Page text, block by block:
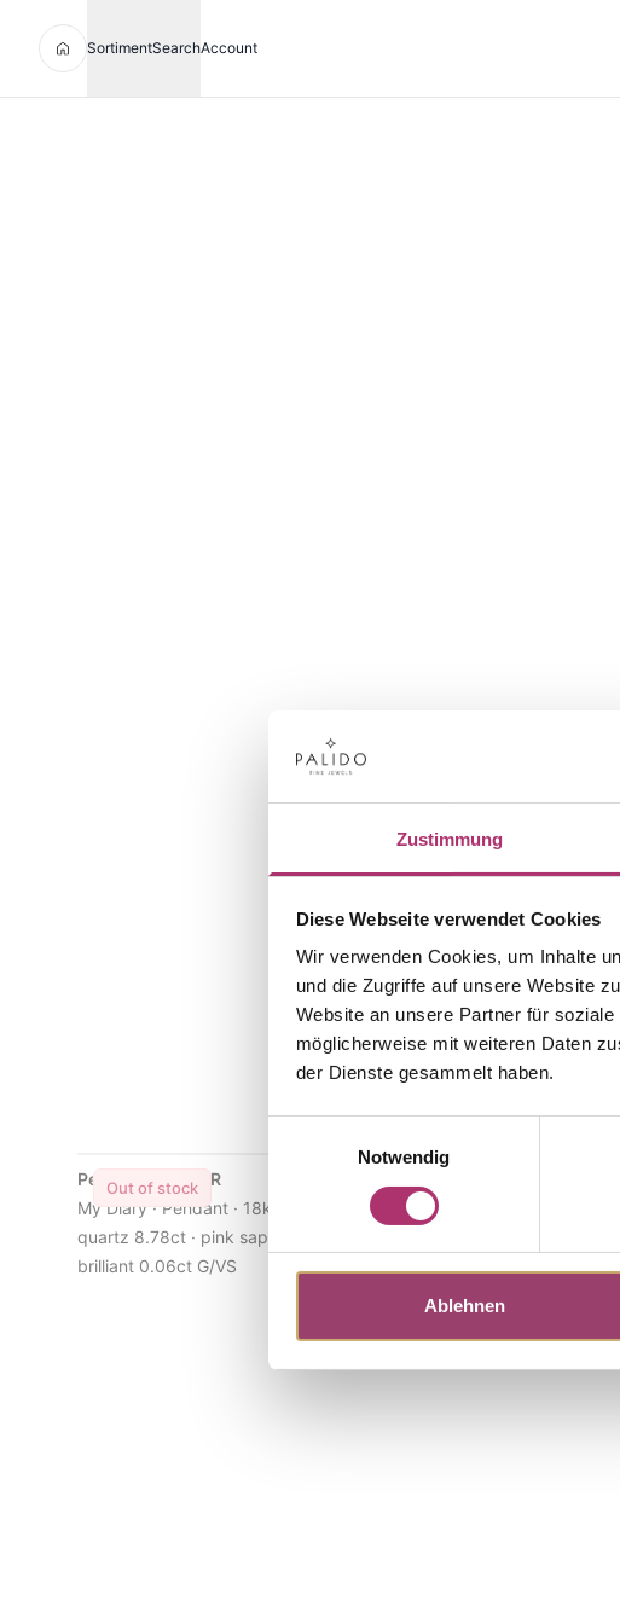
Zustimmung
Diese Webseite verwendet Cookies
Wir verwenden Cookies, um Inhalte
und die Zugriffe auf unsere Website
Website an unsere Partner für
möglicherweise mit weiteren Daten
der Dienste gesammelt haben.
Notwendig
Ablehnen
SortimentSearchAccount
Out of stock
Pendant · S5120R
My Diary · Pendant · 18k rose gold · rose
quartz 8.78ct · pink sapphire 0.08ct ·
brilliant 0.06ct G/VS
My Diary · Earrings ·